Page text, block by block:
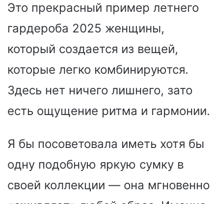
Это прекрасный пример летнего
гардероба 2025 женщины,
который создается из вещей,
которые легко комбинируются.
Здесь нет ничего лишнего, зато
есть ощущение ритма и гармонии.
Я бы посоветовала иметь хотя бы
одну подобную яркую сумку в
своей коллекции — она мгновенно